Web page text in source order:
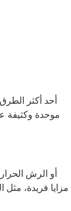
موحدة وكثيفة
مزايا فريدة، مثل